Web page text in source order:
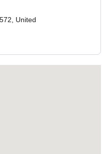
United